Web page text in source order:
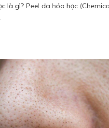
là gì? Peel da hóa học